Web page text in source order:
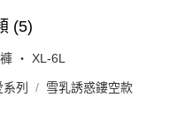
(5)
‧ XL-6L
列 雪乳誘惑鏤空款